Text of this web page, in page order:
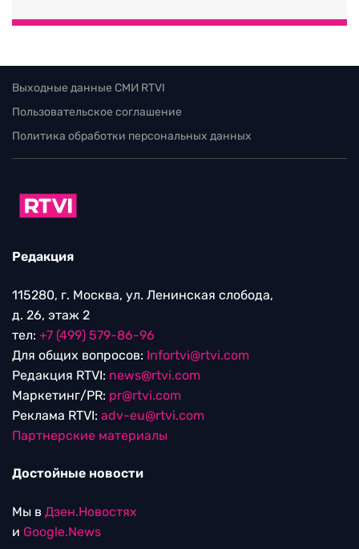
Выходные данные СМИ RTVI
Пользовательское соглашение
Политика обработки персональных данных
Редакция
115280, г. Москва, ул. Ленинская слобода,
д. 26, этаж 2
тел: +7 (499) 579-86-96
Для общих вопросов: Infortvi@rtvi.com
Редакция RTVI: news@rtvi.com
Маркетинг/PR: pr@rtvi.com
Реклама RTVI: adv-eu@rtvi.com
Партнерские материалы
Достойные новости
Мы в Дзен.Новостях
и Google.News